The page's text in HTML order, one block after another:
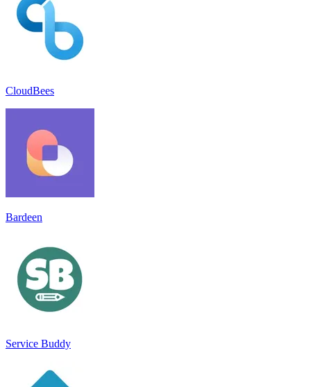
CloudBees
Bardeen
Service Buddy